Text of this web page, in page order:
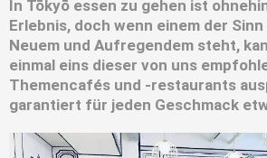
In Tōkyō essen zu gehen ist
Erlebnis, doch wenn einem der
Neuem und Aufregendem steht,
einmal eins dieser von uns
Themencafés und -restaurants
garantiert für jeden Geschmack